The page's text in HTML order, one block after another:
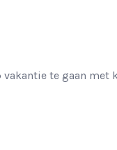
te gaan met